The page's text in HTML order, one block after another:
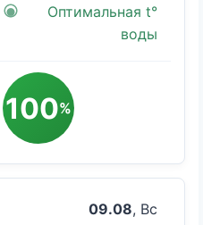
Оптимальная t°
воды
100%
09.08, Вс